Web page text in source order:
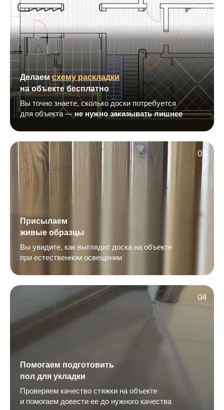
02
Делаемсхему раскладки
на объекте бесплатно
Вы точно знаете, сколько доски потребуется
для объекта —не нужно заказывать лишнее
03
Присылаем
живые образцы
Вы увидите, как выглядит доска на объекте
при естественном освещении
04
Помогаем подготовить
пол для укладки
Проверяем качество стяжки на объекте
и помогаем довести ее до нужного качества